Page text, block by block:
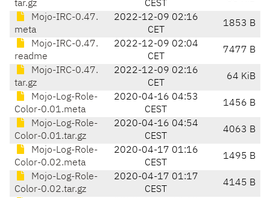
tar.gz
CEST
Mojo-IRC-0.47.
meta
2022-12-09 02:16
CET
1853 B
Mojo-IRC-0.47.
readme
2022-12-09 02:04
CET
7477 B
Mojo-IRC-0.47.
tar.gz
2022-12-09 02:16
CET
64 KiB
Mojo-Log-Role-
Color-0.01.meta
2020-04-16 04:53
CEST
1456 B
Mojo-Log-Role-
Color-0.01.tar.gz
2020-04-16 04:54
CEST
4063 B
Mojo-Log-Role-
Color-0.02.meta
2020-04-17 01:16
CEST
1495 B
Mojo-Log-Role-
Color-0.02.tar.gz
2020-04-17 01:17
CEST
4145 B